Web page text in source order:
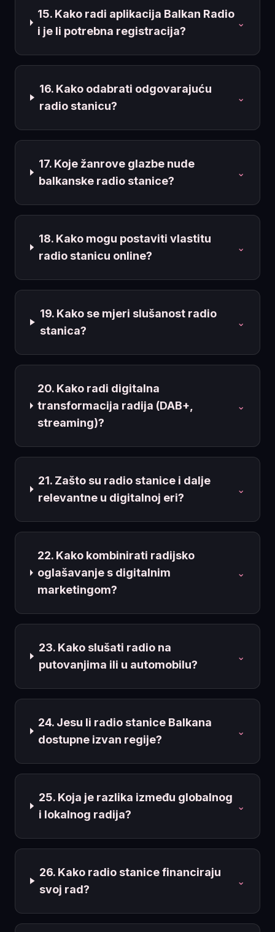
15. Kako radi aplikacija Balkan Radio
i je li potrebna registracija?
⌄
16. Kako odabrati odgovarajuću
radio stanicu?
⌄
17. Koje žanrove glazbe nude
balkanske radio stanice?
⌄
18. Kako mogu postaviti vlastitu
radio stanicu online?
⌄
19. Kako se mjeri slušanost radio
stanica?
⌄
20. Kako radi digitalna
transformacija radija (DAB+,
streaming)?
⌄
21. Zašto su radio stanice i dalje
relevantne u digitalnoj eri?
⌄
22. Kako kombinirati radijsko
oglašavanje s digitalnim
marketingom?
⌄
23. Kako slušati radio na
putovanjima ili u automobilu?
⌄
24. Jesu li radio stanice Balkana
dostupne izvan regije?
⌄
25. Koja je razlika između globalnog
i lokalnog radija?
⌄
26. Kako radio stanice financiraju
svoj rad?
⌄